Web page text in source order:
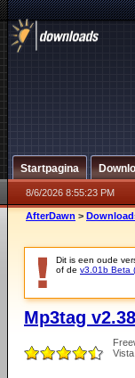
Startpagina
8/6/2026 8:55:23 PM
AfterDawn >
Dit is een oude
of de v3.01b Beta
Mp3tag